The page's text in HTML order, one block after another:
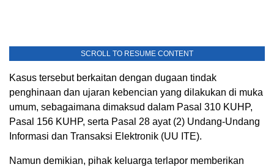
SCROLL TO RESUME CONTENT
Kasus tersebut berkaitan dengan dugaan tindak
penghinaan dan ujaran kebencian yang dilakukan di muka
umum, sebagaimana dimaksud dalam Pasal 310 KUHP,
Pasal 156 KUHP, serta Pasal 28 ayat (2) Undang-Undang
Informasi dan Transaksi Elektronik (UU ITE).
Namun demikian, pihak keluarga terlapor memberikan